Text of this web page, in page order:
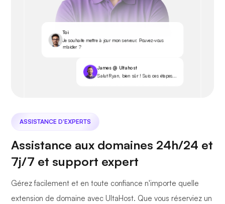
Toi
Je souhaite mettre à jour mon serveur. Pouvez-vous
m'aider ?
James @ Ultahost
Salut Ryan, bien sûr ! Suis ces étapes...
ASSISTANCE D'EXPERTS
Assistance aux domaines 24h/24 et
7j/7 et support expert
Gérez facilement et en toute confiance n'importe quelle
extension de domaine avec UltaHost. Que vous réserviez un